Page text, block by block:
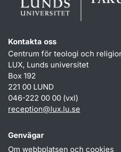
Kontakta oss
Centrum för teologi och
LUX, Lunds universitet
Box 192
221 00 LUND
046-222 00 00 (vxl)
reception@lux.lu.se
Genvägar
Om webbplatsen och cookies